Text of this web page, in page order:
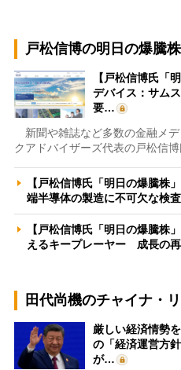
戸松信博の明日の爆騰
【戸松信博氏「
デバイス：サム
要…
新聞や雑誌など多数の金融メ
クアドバイザーズ代表の戸松信
【戸松信博氏「明日の爆騰株
端半導体の製造に不可欠な検
【戸松信博氏「明日の爆騰株
えるキープレーヤー 成長の
田代尚機のチャイナ・
厳しい経済情勢
の「経済運営方
が…